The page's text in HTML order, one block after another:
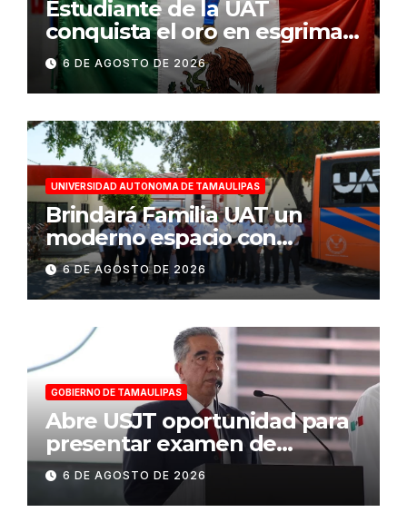
Estudiante de la UAT
conquista el oro en esgrima
en Santo Domingo 2026
6 DE AGOSTO DE 2026
UNIVERSIDAD AUTONOMA DE TAMAULIPAS
Brindará Familia UAT un
moderno espacio con
sentido humano en la nueva
sede del COMASS
6 DE AGOSTO DE 2026
GOBIERNO DE TAMAULIPAS
Abre USJT oportunidad para
presentar examen de
admisión, este sábado
6 DE AGOSTO DE 2026